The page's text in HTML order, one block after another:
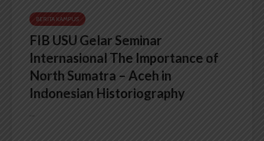
BERITA KAMPUS
FIB USU Gelar Seminar
Internasional The Importance of
North Sumatra – Aceh in
Indonesian Historiography
...